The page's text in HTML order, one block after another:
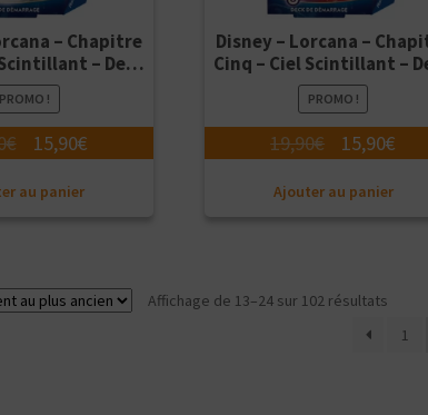
– Chapitre
– Deck
– Version
PROMO !
€
Le
initial
15,90€Le
au panier
Disney – Lorcana –
Cinq – Ciel Scintillant –
Elsa et Raph – Version
Française
PROMO !
19,90€
Le
initial
15,90€
Ajouter au panier
Affichage de 13–24 sur 102 résultatsTrié
1